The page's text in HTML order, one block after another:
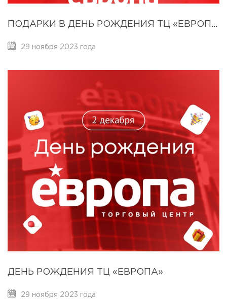
ПОДАРКИ В ДЕНЬ РОЖДЕНИЯ ТЦ «ЕВРОПА»
29 ноября 2023 года
ДЕНЬ РОЖДЕНИЯ ТЦ «ЕВРОПА»
29 ноября 2023 года